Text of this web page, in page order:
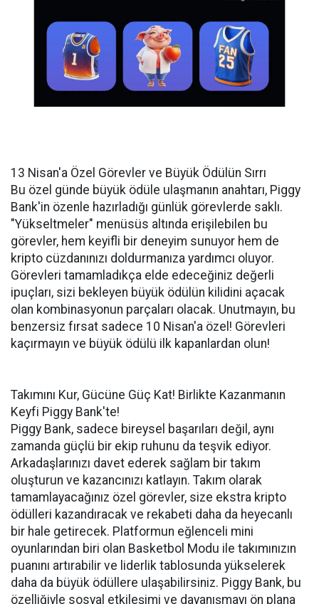
13 Nisan'a Özel Görevler ve Büyük Ödülün Sırrı
Bu özel günde büyük ödüle ulaşmanın anahtarı, Piggy
Bank'in özenle hazırladığı günlük görevlerde saklı.
"Yükseltmeler" menüsüs altında erişilebilen bu
görevler, hem keyifli bir deneyim sunuyor hem de
kripto cüzdanınızı doldurmanıza yardımcı oluyor.
Görevleri tamamladıkça elde edeceğiniz değerli
ipuçları, sizi bekleyen büyük ödülün kilidini açacak
olan kombinasyonun parçaları olacak. Unutmayın, bu
benzersiz fırsat sadece 10 Nisan'a özel! Görevleri
kaçırmayın ve büyük ödülü ilk kapanlardan olun!
Takımını Kur, Gücüne Güç Kat! Birlikte Kazanmanın
Keyfi Piggy Bank'te!
Piggy Bank, sadece bireysel başarıları değil, aynı
zamanda güçlü bir ekip ruhunu da teşvik ediyor.
Arkadaşlarınızı davet ederek sağlam bir takım
oluşturun ve kazancınızı katlayın. Takım olarak
tamamlayacağınız özel görevler, size ekstra kripto
ödülleri kazandıracak ve rekabeti daha da heyecanlı
bir hale getirecek. Platformun eğlenceli mini
oyunlarından biri olan Basketbol Modu ile takımınızın
puanını artırabilir ve liderlik tablosunda yükselerek
daha da büyük ödüllere ulaşabilirsiniz. Piggy Bank, bu
özelliğiyle sosyal etkileşimi ve dayanışmayı ön plana